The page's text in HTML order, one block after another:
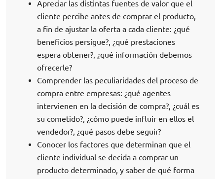
Apreciar las distintas fuentes de valor que el
cliente percibe antes de comprar el producto,
a fin de ajustar la oferta a cada cliente: ¿qué
beneficios persigue?, ¿qué prestaciones
espera obtener?, ¿qué información debemos
ofrecerle?
Comprender las peculiaridades del proceso de
compra entre empresas: ¿qué agentes
intervienen en la decisión de compra?, ¿cuál es
su cometido?, ¿cómo puede influir en ellos el
vendedor?, ¿qué pasos debe seguir?
Conocer los factores que determinan que el
cliente individual se decida a comprar un
producto determinado, y saber de qué forma